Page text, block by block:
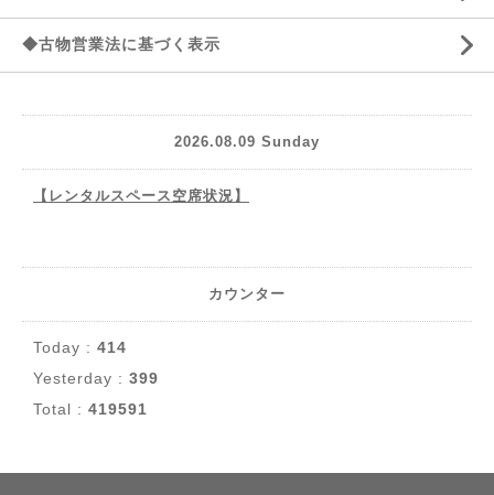
◆古物営業法に基づく表示
2026.08.09 Sunday
【レンタルスペース空席状況】
カウンター
Today : 414
Yesterday : 399
Total : 419591